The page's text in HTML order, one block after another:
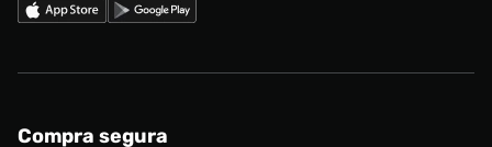
Compra segura